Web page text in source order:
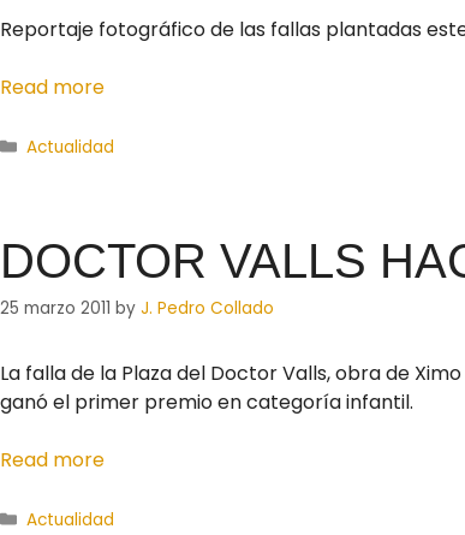
Reportaje fotográfico de las fallas plantadas
Read more
Actualidad
DOCTOR VALLS
25 marzo 2011 by J. Pedro Collado
La falla de la Plaza del Doctor Valls, obra de
ganó el primer premio en categoría infantil.
Read more
Actualidad